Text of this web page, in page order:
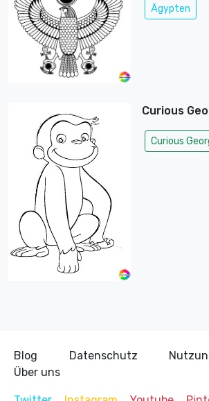
Ägypten
Curious
Curious
Blog Datenschutz
Über uns